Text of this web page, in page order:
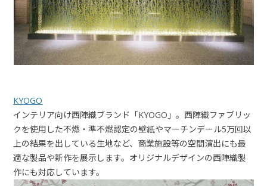
KYOGO
インテリア向け西陣織ブランド「KYOGO」。西陣織ファブリッ
クを使用した不燃・準不燃認定の壁紙やマーチンデール5万回以
上の結果を出している生地など、商業施設等の空間演出にも最
適な製品や新作を展示します。オリジナルデザインの西陣織製
作にも対応しています。